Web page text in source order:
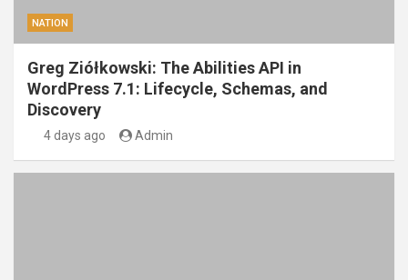
NATION
Greg Ziółkowski: The Abilities API in
WordPress 7.1: Lifecycle, Schemas, and
Discovery
4 days ago Admin